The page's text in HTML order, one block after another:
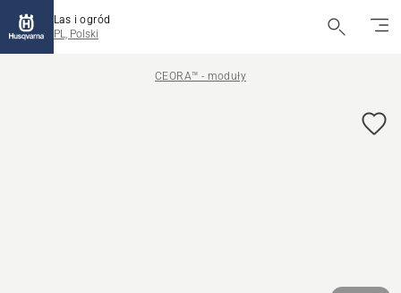
Las i ogród
PL, Polski
CEORA™ - moduły